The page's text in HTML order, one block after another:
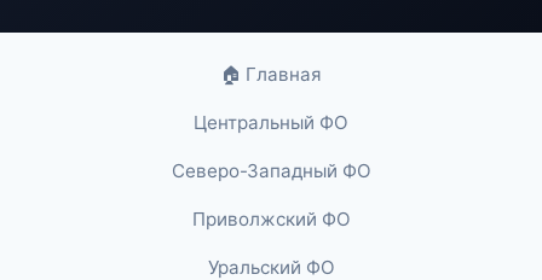
🏠 Главная
Центральный ФО
Северо-Западный ФО
Приволжский ФО
Уральский ФО